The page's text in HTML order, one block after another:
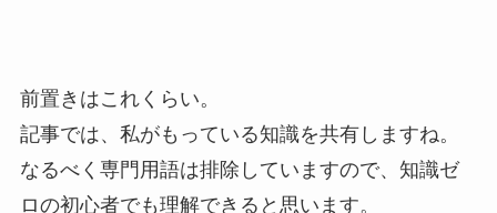
前置きはこれくらい。
記事では、私がもっている知識を共有しますね。
なるべく専門用語は排除していますので、知識ゼ
ロの初心者でも理解できると思います。